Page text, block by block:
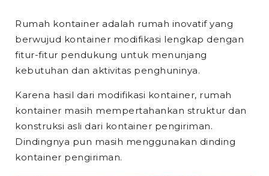
Rumah kontainer adalah rumah inovatif yang
berwujud kontainer modifikasi lengkap dengan
fitur-fitur pendukung untuk menunjang
kebutuhan dan aktivitas penghuninya.
Karena hasil dari modifikasi kontainer, rumah
kontainer masih mempertahankan struktur dan
konstruksi asli dari kontainer pengiriman.
Dindingnya pun masih menggunakan dinding
kontainer pengiriman.